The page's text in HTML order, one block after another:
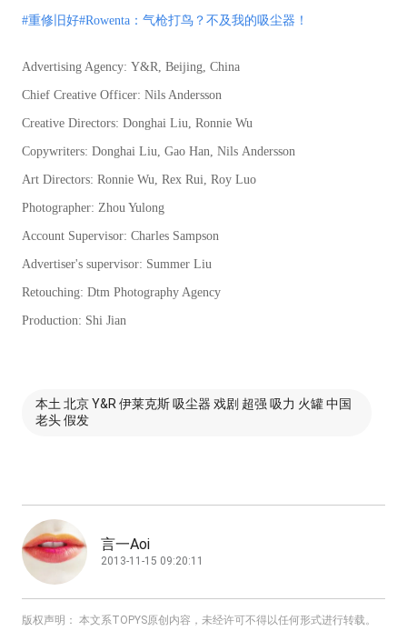
#重修旧好#Rowenta：气枪打鸟？不及我的吸尘器！
Advertising Agency: Y&R, Beijing, China
Chief Creative Officer: Nils Andersson
Creative Directors: Donghai Liu Ronnie Wu
Copywriters: Donghai Liu Gao Han Nils Andersson
Art Directors: Ronnie Wu Rex Rui RoyLuo
Photographer: Zhou Yulong
Account Supervisor: Charles Sampson
Advertiser's supervisor: Summer Liu
Retouching: Dtm Photography Agency
Production: Shi Jian
本土 北京 Y&R 伊莱克斯 吸尘器 戏剧 超强 吸力 火罐 中国
老头 假发
言一Aoi
2013-11-15 09:20:11
版权声明： 本文系TOPYS原创内容，未经许可不得以任何形式进行转载。